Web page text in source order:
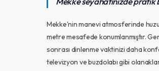
Mekke'nin manevi atmosferinde
metre mesafede konumlanmıştır.
sonrası dinlenme vaktinizi daha
televizyon ve buzdolabı gibi